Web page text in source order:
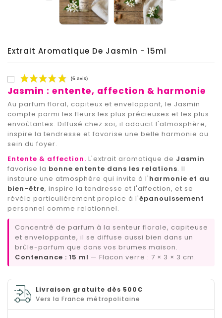
Extrait Aromatique De Jasmin - 15ml
(6 avis)
Jasmin : entente, affection & harmonie
Au parfum floral, capiteux et enveloppant, le Jasmin
compte parmi les fleurs les plus précieuses et les plus
envoûtantes. Diffusé chez soi, il adoucit l'atmosphère,
inspire la tendresse et favorise une belle harmonie au
sein du foyer.
Entente & affection. L'extrait aromatique de Jasmin
favorise la bonne entente dans les relations. Il
instaure une atmosphère qui invite à l'harmonie et au
bien-être, inspire la tendresse et l'affection, et se
révèle particulièrement propice à l'épanouissement
personnel comme relationnel.
Concentré de parfum à la senteur florale, capiteuse
et enveloppante, il se diffuse aussi bien dans un
brûle-parfum que dans vos brumes maison.
Contenance : 15 ml — Flacon verre : 7 × 3 × 3 cm.
Livraison gratuite dès 500€
Vers la France métropolitaine